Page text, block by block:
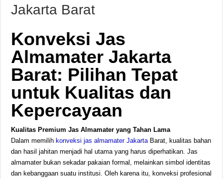
Jakarta Barat
Konveksi Jas
Almamater Jakarta
Barat: Pilihan Tepat
untuk Kualitas dan
Kepercayaan
Kualitas Premium Jas Almamater yang Tahan Lama
Dalam memilih konveksi jas almamater JakartaBarat, kualitas bahan
dan hasil jahitan menjadi hal utama yang harus diperhatikan. Jas
almamater bukan sekadar pakaian formal, melainkan simbol identitas
dan kebanggaan suatu institusi. Oleh karena itu, konveksi profesional